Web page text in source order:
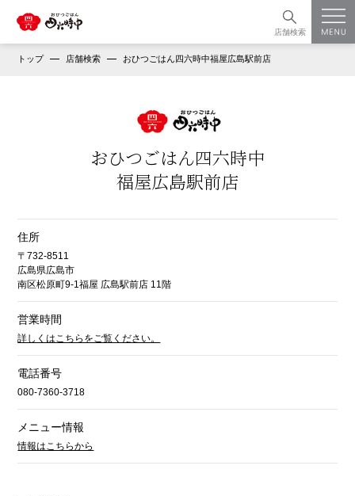
店舗検索
トップ 店舗検索 おひつごはん四六時中福屋広島駅前店
おひつごはん四六時中
福屋広島駅前店
住所
〒732-8511
広島県広島市
南区松原町9-1福屋 広島駅前店 11階
営業時間
詳しくはこちらをご覧ください。
電話番号
080-7360-3718
メニュー情報
情報はこちらから